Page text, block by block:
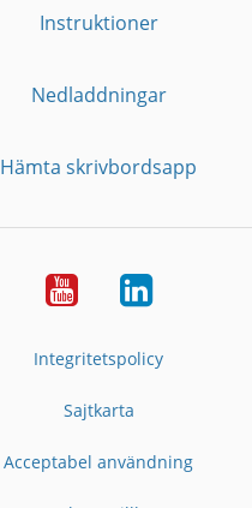
Instruktioner
Nedladdningar
Hämta skrivbordsapp
YouTubeLinkedIn
Integritetspolicy
Sajtkarta
Acceptabel användning